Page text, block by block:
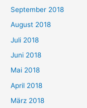
September 2018
August 2018
Juli 2018
Juni 2018
Mai 2018
April 2018
März 2018